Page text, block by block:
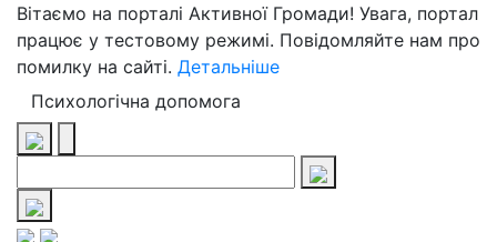
Вітаємо на порталі Активної Громади! Увага, портал
працює у тестовому режимі. Повідомляйте нам про
помилку на сайті. Детальніше
Психологічна допомога